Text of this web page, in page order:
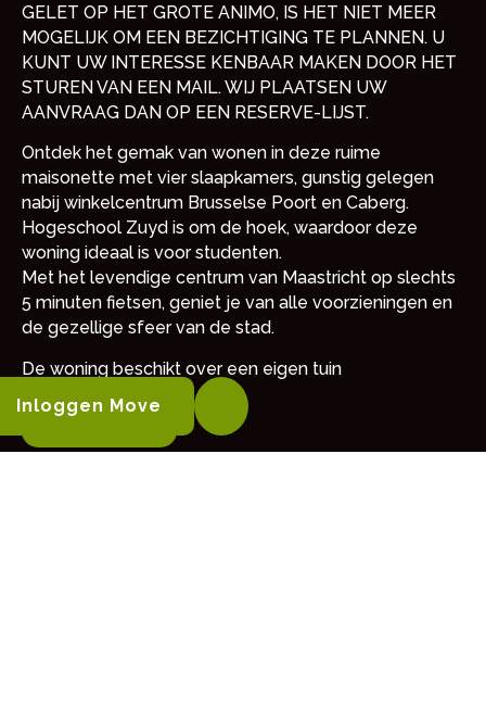
GELET OP HET GROTE ANIMO, IS HET NIET MEER
MOGELIJK OM EEN BEZICHTIGING TE PLANNEN. U
KUNT UW INTERESSE KENBAAR MAKEN DOOR HET
STUREN VAN EEN MAIL. WIJ PLAATSEN UW
AANVRAAG DAN OP EEN RESERVE-LIJST.
Ontdek het gemak van wonen in deze ruime
maisonette met vier slaapkamers, gunstig gelegen
nabij winkelcentrum Brusselse Poort en Caberg.
Hogeschool Zuyd is om de hoek, waardoor deze
woning ideaal is voor studenten.
Met het levendige centrum van Maastricht op slechts
5 minuten fietsen, geniet je van alle voorzieningen en
de gezellige sfeer van de stad.
De woning beschikt over een eigen tuin
MEER LEZEN
Inloggen Move